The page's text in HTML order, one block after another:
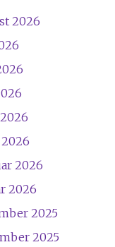
2026
2026
2026
2025
2025